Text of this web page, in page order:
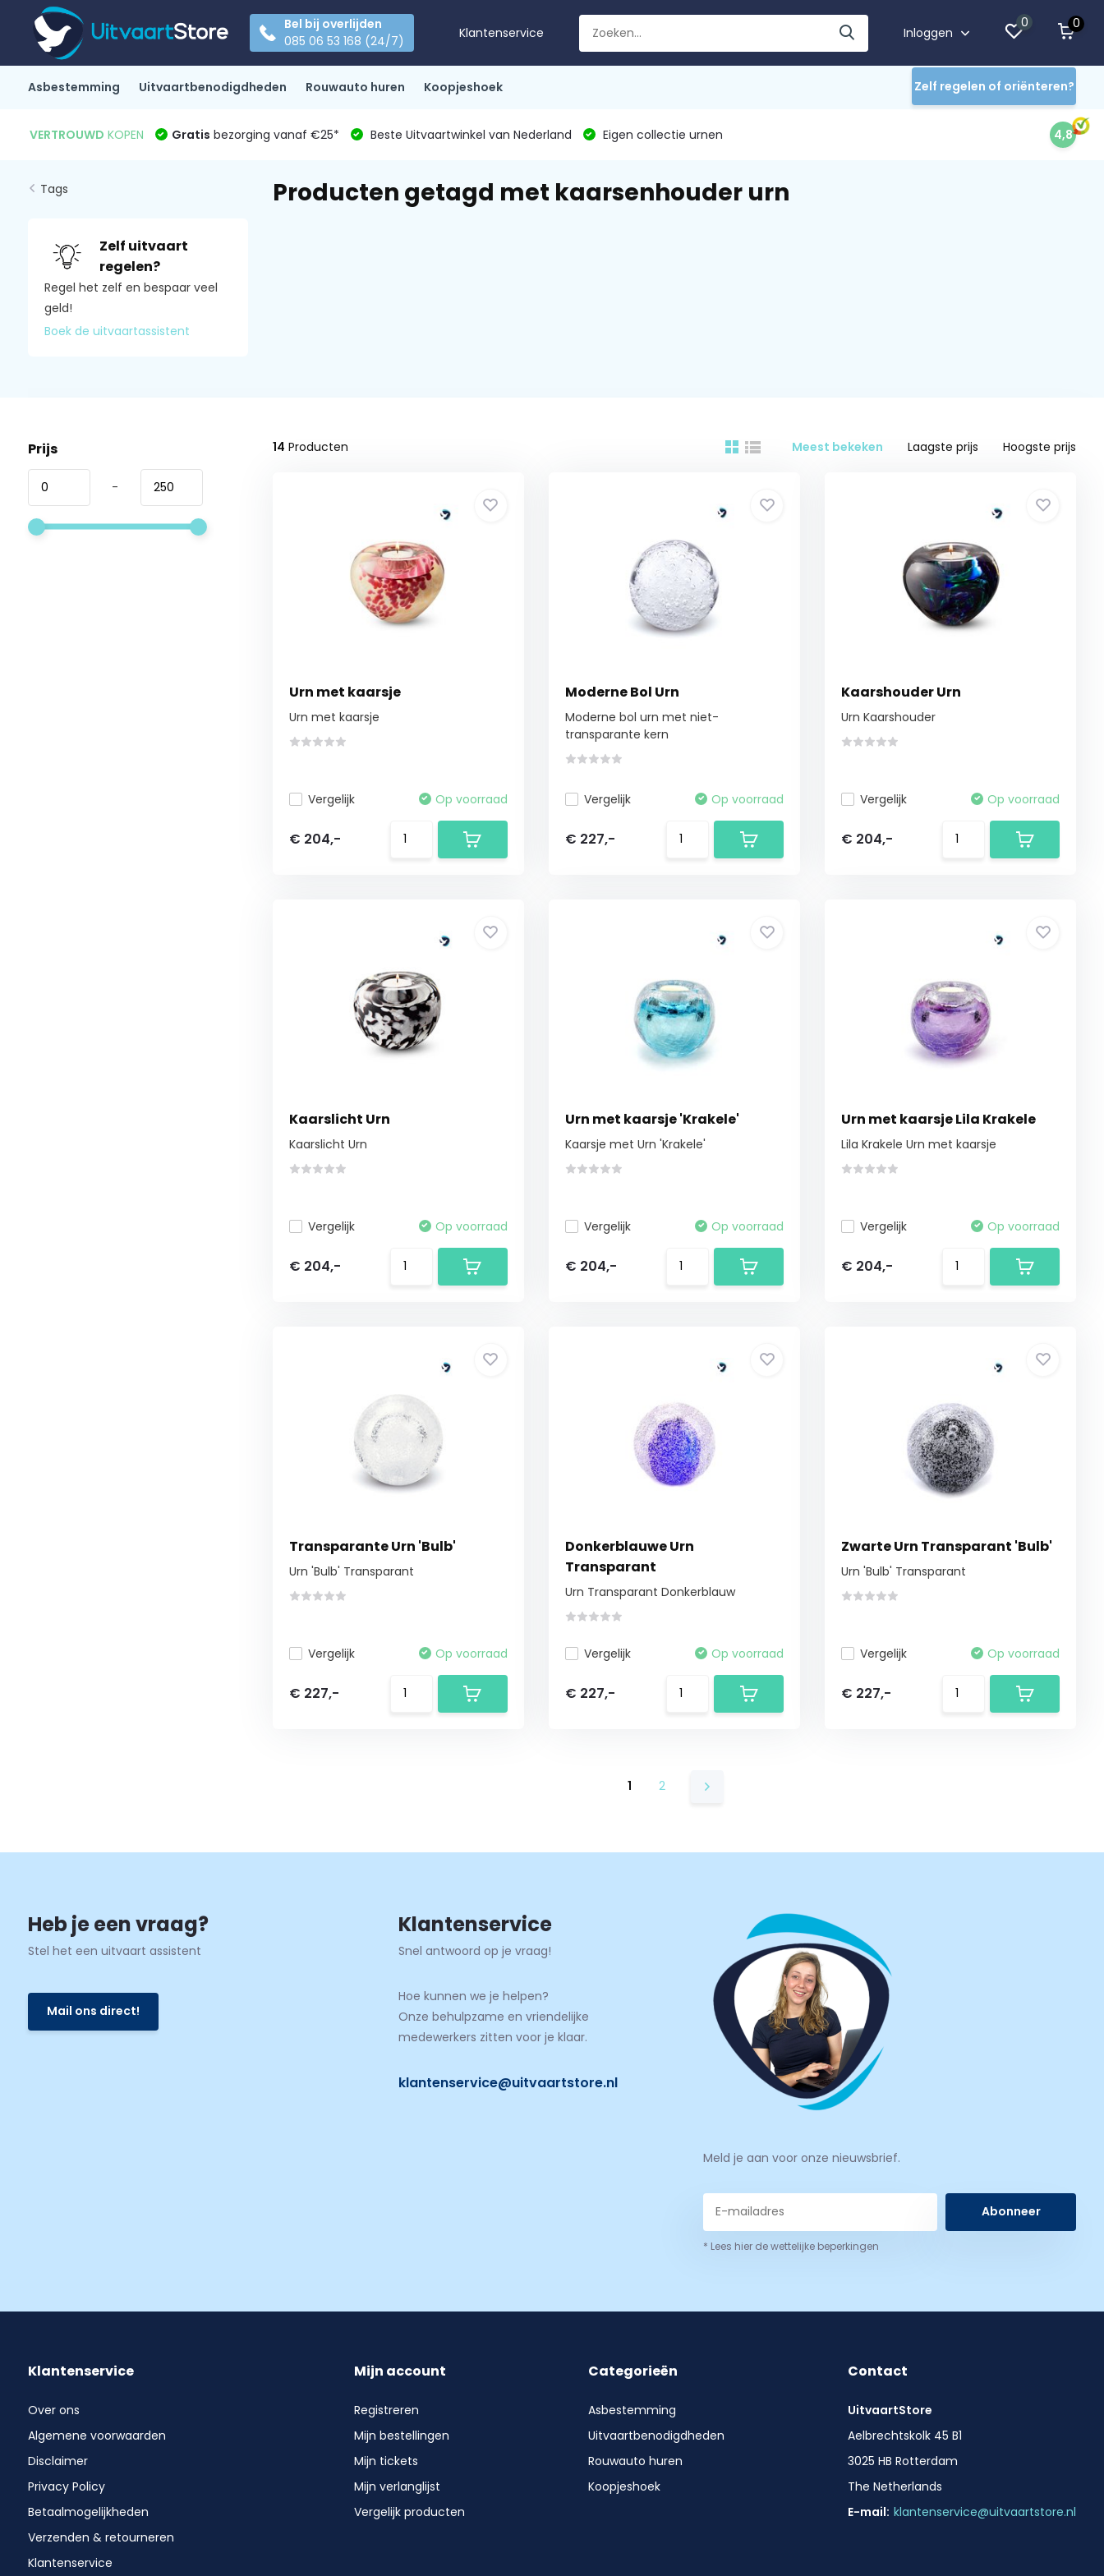
Bel bij overlijden
085 06 53 168 (24/7)
Klantenservice Inloggen
0 0
Asbestemming Uitvaartbenodigdheden Rouwauto huren Koopjeshoek Zelf regelen of oriënteren?
VERTROUWD KOPEN Gratis bezorging vanaf €25* Beste Uitvaartwinkel van Nederland Eigen collectie urnen 4,8
Tags
Zelf uitvaart
regelen?
Regel het zelf en bespaar veel
geld!
Boek de uitvaartassistent
Producten getagd met kaarsenhouder urn
Prijs
-
14 Producten Meest bekeken Laagste prijs Hoogste prijs
Urn met kaarsje
Urn met kaarsje
Vergelijk Op voorraad
€ 204,-
Moderne Bol Urn
Moderne bol urn met niet-
transparante kern
Vergelijk Op voorraad
€ 227,-
Kaarshouder Urn
Urn Kaarshouder
Vergelijk Op voorraad
€ 204,-
Kaarslicht Urn
Kaarslicht Urn
Vergelijk Op voorraad
€ 204,-
Urn met kaarsje 'Krakele'
Kaarsje met Urn 'Krakele'
Vergelijk Op voorraad
€ 204,-
Urn met kaarsje Lila Krakele
Lila Krakele Urn met kaarsje
Vergelijk Op voorraad
€ 204,-
Transparante Urn 'Bulb'
Urn 'Bulb' Transparant
Vergelijk Op voorraad
€ 227,-
Donkerblauwe Urn
Transparant
Urn Transparant Donkerblauw
Vergelijk Op voorraad
€ 227,-
Zwarte Urn Transparant 'Bulb'
Urn 'Bulb' Transparant
Vergelijk Op voorraad
€ 227,-
1 2
Heb je een vraag?
Stel het een uitvaart assistent
Mail ons direct!
Klantenservice
Snel antwoord op je vraag!
Hoe kunnen we je helpen?
Onze behulpzame en vriendelijke
medewerkers zitten voor je klaar.
klantenservice@uitvaartstore.nl
Meld je aan voor onze nieuwsbrief.
Abonneer
* Lees hier de wettelijke beperkingen
Klantenservice
Over ons
Algemene voorwaarden
Disclaimer
Privacy Policy
Betaalmogelijkheden
Verzenden & retourneren
Klantenservice
Mijn account
Registreren
Mijn bestellingen
Mijn tickets
Mijn verlanglijst
Vergelijk producten
Categorieën
Asbestemming
Uitvaartbenodigdheden
Rouwauto huren
Koopjeshoek
Contact
UitvaartStore
Aelbrechtskolk 45 B1
3025 HB Rotterdam
The Netherlands
E-mail: klantenservice@uitvaartstore.nl